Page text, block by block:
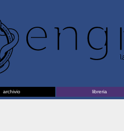
archivio libreria